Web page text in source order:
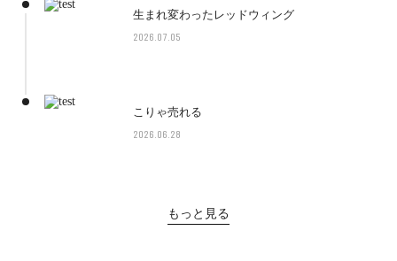
生まれ変わったレッドウィング
2026.07.05
こりゃ売れる
2026.06.28
もっと見る